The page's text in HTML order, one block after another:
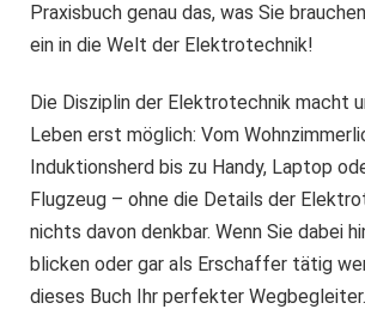
Praxisbuch genau das, was Sie
ein in die Welt der Elektrotechnik!
Die Disziplin der Elektrotechnik macht
Leben erst möglich: Vom
Induktionsherd bis zu Handy, Laptop
Flugzeug – ohne die Details der
nichts davon denkbar. Wenn Sie dabei
blicken oder gar als Erschaffer tätig
dieses Buch Ihr perfekter